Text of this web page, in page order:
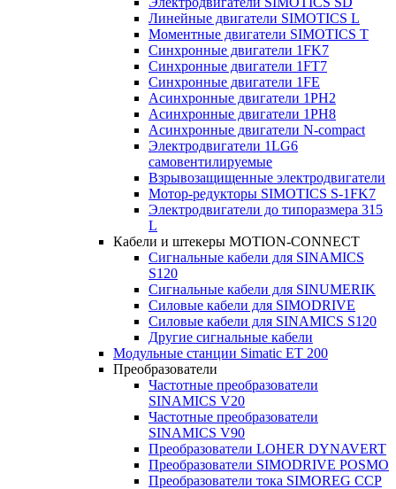
Линейные двигатели SIMOTICS L
Моментные двигатели SIMOTICS T
Синхронные двигатели 1FK7
Синхронные двигатели 1FT7
Синхронные двигатели 1FE
Асинхронные двигатели 1PH2
Асинхронные двигатели 1PH8
Асинхронные двигатели N-compact
Электродвигатели 1LG6
cамовентилируемые
Взрывозащищенные электродвигатели
Мотор-редукторы SIMOTICS S-1FK7
Электродвигатели до типоразмера 315
L
Кабели и штекеры MOTION-CONNECT
Сигнальные кабели для SINAMICS
S120
Сигнальные кабели для SINUMERIK
Силовые кабели для SIMODRIVE
Силовые кабели для SINAMICS S120
Другие сигнальные кабели
Модульные станции Simatic ET 200
Преобразователи
Частотные преобразователи
SINAMICS V20
Частотные преобразователи
SINAMICS V90
Преобразователи LOHER DYNAVERT
Преобразователи SIMODRIVE POSMO
Преобразователи тока SIMOREG CCP